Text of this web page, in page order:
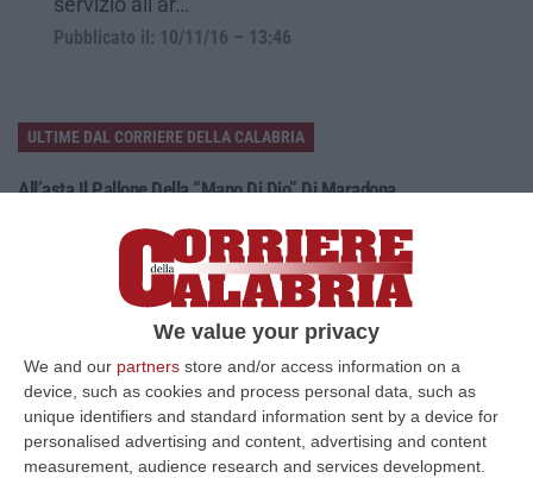
We value your privacy
We and our partners store and/or access information on a
device, such as cookies and process personal data, such as
unique identifiers and standard information sent by a device for
personalised advertising and content, advertising and content
measurement, audience research and services development.
Pubblicato il: 10/11/16 – 13:46
ULTIME DAL CORRIERE DELLA CALABRIA
All’asta Il Pallone Della “mano Di Dio” Di Maradona
vittoria dell’Argentina sull’Inghilterra ai Mondiali del 1986 potrebbe
08 Agosto, 23:28
“ROMA “La sfida delle grandi città correremo in tutte le grandi città
Milano, Bologna, Roma e Napoli. Ci presenteremo come Futuro
nazionale…
08 Agosto, 22:19